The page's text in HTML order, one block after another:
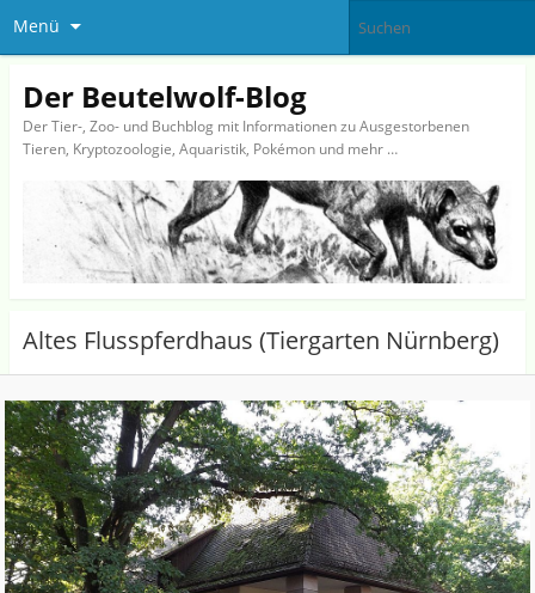
Menü
Der Beutelwolf-Blog
Der Tier-, Zoo- und Buchblog mit Informationen zu Ausgestorbenen
Tieren, Kryptozoologie, Aquaristik, Pokémon und mehr …
Altes Flusspferdhaus (Tiergarten Nürnberg)